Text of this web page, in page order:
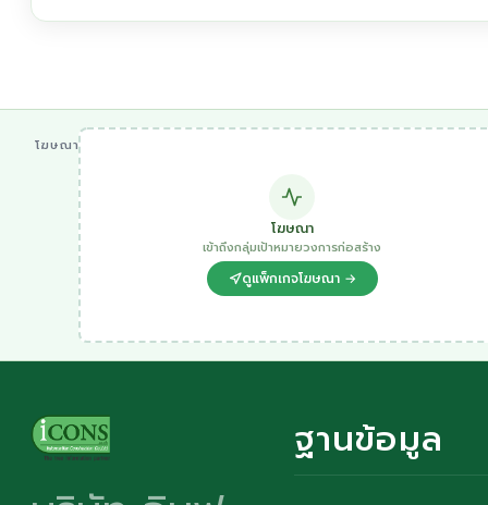
โฆษณา
โฆษณา
เข้าถึงกลุ่มเป้าหมายวงการก่อสร้าง
ดูแพ็กเกจโฆษณา →
ฐานข้อมูล